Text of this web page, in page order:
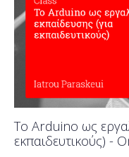
Το Arduino ως
εκπαιδευτικούς) -